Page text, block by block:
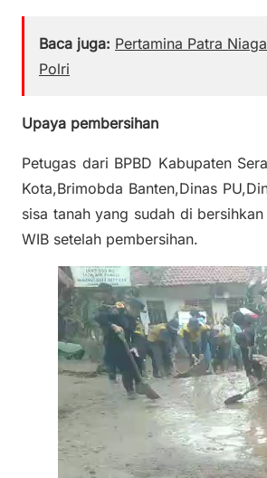
Baca juga: Pertamina Patra
Polri
Upaya pembersihan
Petugas dari BPBD Kabupaten
Kota,Brimobda Banten,Dinas
sisa tanah yang sudah di
WIB setelah pembersihan.